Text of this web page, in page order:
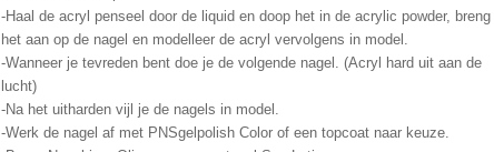
-Haal de acryl penseel door de liquid en doop het in de acrylic powder, breng
het aan op de nagel en modelleer de acryl vervolgens in model.
-Wanneer je tevreden bent doe je de volgende nagel. (Acryl hard uit aan de
lucht)
-Na het uitharden vijl je de nagels in model.
-Werk de nagel af met PNSgelpolish Color of een topcoat naar keuze.